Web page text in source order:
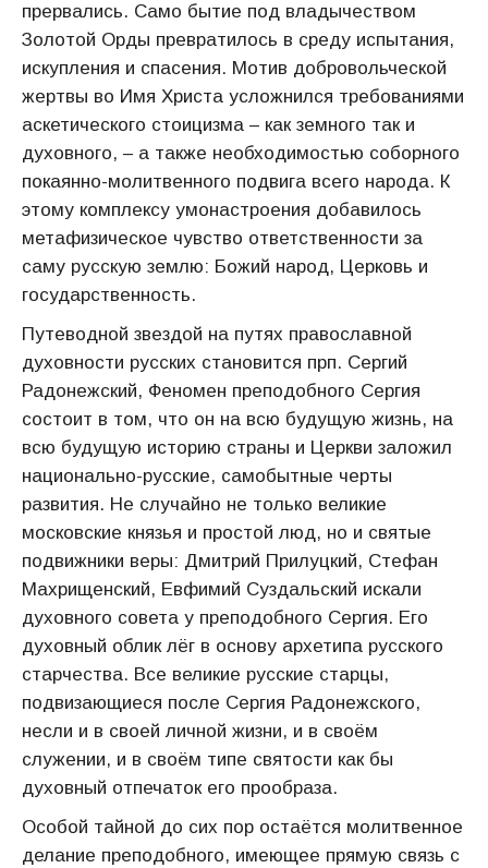
прервались. Само бытие под владычеством
Золотой Орды превратилось в среду испытания,
искупления и спасения. Мотив добровольческой
жертвы во Имя Христа усложнился требованиями
аскетического стоицизма – как земного так и
духовного, – а также необходимостью соборного
покаянно-молитвенного подвига всего народа. К
этому комплексу умонастроения добавилось
метафизическое чувство ответственности за
саму русскую землю: Божий народ, Церковь и
государственность.
Путеводной звездой на путях православной
духовности русских становится прп. Сергий
Радонежский, Феномен преподобного Сергия
состоит в том, что он на всю будущую жизнь, на
всю будущую историю страны и Церкви заложил
национально-русские, самобытные черты
развития. Не случайно не только великие
московские князья и простой люд, но и святые
подвижники веры: Дмитрий Прилуцкий, Стефан
Махрищенский, Евфимий Суздальский искали
духовного совета у преподобного Сергия. Его
духовный облик лёг в основу архетипа русского
старчества. Все великие русские старцы,
подвизающиеся после Сергия Радонежского,
несли и в своей личной жизни, и в своём
служении, и в своём типе святости как бы
духовный отпечаток его прообраза.
Особой тайной до сих пор остаётся молитвенное
делание преподобного, имеющее прямую связь с